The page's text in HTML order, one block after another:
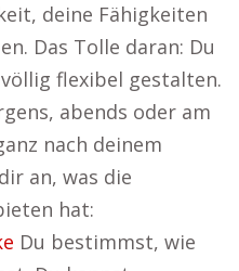
deine Fähigkeiten
Das Tolle daran: Du
flexibel gestalten.
abends oder am
nach deinem
an, was die
hat:
Du bestimmst, wie